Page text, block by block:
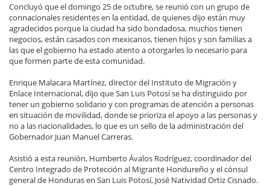
Concluyó que el domingo 25 de octubre, se reunió con un grupo de
connacionales residentes en la entidad, de quienes dijo están muy
agradecidos porque la ciudad ha sido bondadosa, muchos tienen
negocios, están casados con mexicanos, tienen hijos y son familias a
las que el gobierno ha estado atento a otorgarles lo necesario para
que formen parte de esta comunidad.
Enrique Malacara Martínez, director del Instituto de Migración y
Enlace Internacional, dijo que San Luis Potosí se ha distinguido por
tener un gobierno solidario y con programas de atención a personas
en situación de movilidad, donde se prioriza el apoyo a las personas y
no a las nacionalidades, lo que es un sello de la administración del
Gobernador Juan Manuel Carreras.
Asistió a esta reunión, Humberto Ávalos Rodríguez, coordinador del
Centro Integrado de Protección al Migrante Hondureño y el cónsul
general de Honduras en San Luis Potosí, José Natividad Ortiz Cisnado.